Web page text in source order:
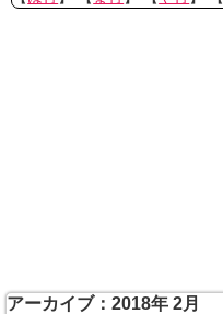
アーカイブ：2018年 2月